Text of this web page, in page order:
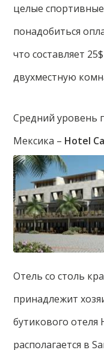
целые
понадобиться
что составляет
двухместную
Средний уровень
Мексика – Hotel
Отель со столь
принадлежит
бутикового
располагается в